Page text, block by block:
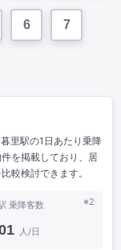
6 7
里駅の1日あたり乗降
を掲載しており、居
較検討できます。
※2
乗降客数
人/日